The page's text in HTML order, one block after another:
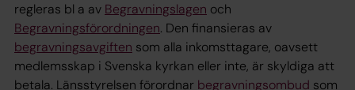
regleras bl a av Begravningslagen och
Begravningsförordningen. Den finansieras av
begravningsavgiften som alla inkomsttagare, oavsett
medlemsskap i Svenska kyrkan eller inte, är skyldiga att
betala. Länsstyrelsen förordnar begravningsombud som